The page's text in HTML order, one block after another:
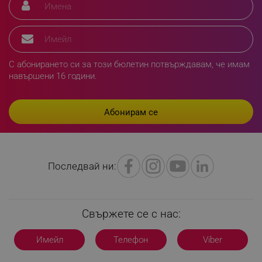
С абонирането си за този бюлетин потвърждавам, че имам
навършени 16 години.
Последвай ни:
Свържете се с нас:
Имейл Телефон Viber
ТАРГЕТИРАНЕ
НЕКЛАСИФИЦИРАНИ
Строго необходимо
Ефективност
Таргетиране
Функционалност
Строго необходимите бисквитки позволяват
правилно без строго необходими бисквитки.
Име
Домейн
click_code_ps
.alleop.bg